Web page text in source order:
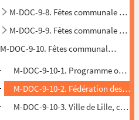
M-DOC-9-8. Fêtes communale 1903
M-DOC-9-9. Fêtes communale 1904-
M-DOC-9-10. Fêtes communale 1912
M-DOC-9-10-1. Programme officiel
M-DOC-9-10-2. Fédération des
M-DOC-9-10-3. Ville de Lille,